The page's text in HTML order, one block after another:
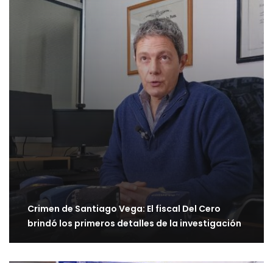
Crimen de Santiago Vega: El fiscal Del Cero
brindó los primeros detalles de la investigación